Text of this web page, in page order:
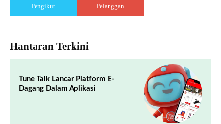
Pengikut
Pelanggan
Hantaran Terkini
Tune Talk Lancar Platform E-
Dagang Dalam Aplikasi